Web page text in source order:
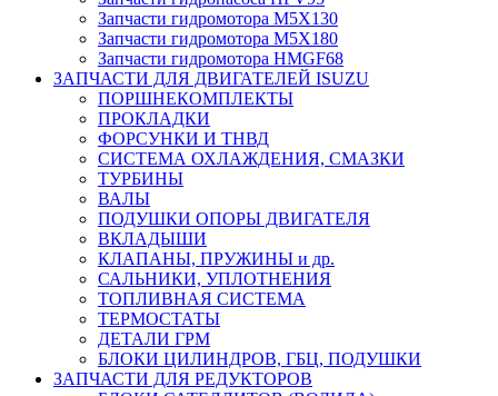
Запчасти гидромотора M5X130
Запчасти гидромотора M5X180
Запчасти гидромотора HMGF68
ЗАПЧАСТИ ДЛЯ ДВИГАТЕЛЕЙ ISUZU
ПОРШНЕКОМПЛЕКТЫ
ПРОКЛАДКИ
ФОРСУНКИ И ТНВД
СИСТЕМА ОХЛАЖДЕНИЯ, СМАЗКИ
ТУРБИНЫ
ВАЛЫ
ПОДУШКИ ОПОРЫ ДВИГАТЕЛЯ
ВКЛАДЫШИ
КЛАПАНЫ, ПРУЖИНЫ и др.
САЛЬНИКИ, УПЛОТНЕНИЯ
ТОПЛИВНАЯ СИСТЕМА
ТЕРМОСТАТЫ
ДЕТАЛИ ГРМ
БЛОКИ ЦИЛИНДРОВ, ГБЦ, ПОДУШКИ
ЗАПЧАСТИ ДЛЯ РЕДУКТОРОВ